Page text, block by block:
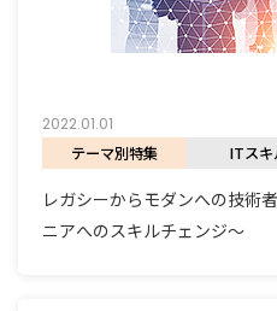
2022.01.01
テーマ別特集 ITスキ
レガシーからモダンへの技術
ニアへのスキルチェンジ〜